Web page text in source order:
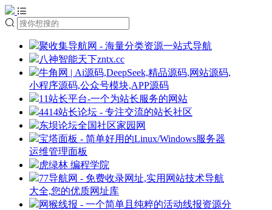
聚收集导航网 - 海量分类资源一站式导航
八神智能天下zntx.cc
牛角网 | Ai源码,DeepSeek,精品源码,网站源码,
小程序源码,公众号模块,APP源码
11站长平台-一个为站长服务的网站
4414站长论坛 - 专注交流的站长社区
东坝论坛全国社区家园网
宝塔面板 - 简单好用的Linux/Windows服务器
运维管理面板
虎绿林 编程学院
77导航网 - 免费收录网址,实用网站技术导航
大全,您的优质网址库
网猴线报 - 一个简单且纯粹的活动线报资源分